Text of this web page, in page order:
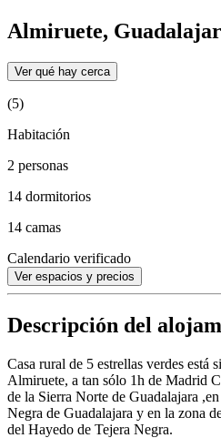
Almiruete,
Ver qué hay cerca
(5)
Habitación
2 personas
14 dormitorios
14 camas
Calendario verificado
Ver espacios y precios
Descripción del
Casa rural de 5 estrellas verdes está
Almiruete, a tan sólo 1h de Madrid
de la Sierra Norte de Guadalajara
Negra de Guadalajara y en la zona
del Hayedo de Tejera Negra.